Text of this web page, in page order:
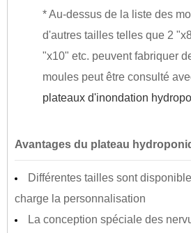
* Au-dessus de la liste des
d'autres tailles telles que 2
"x10" etc. peuvent fabriquer
moules peut être consulté
plateaux d'inondation
Avantages du plateau
Différentes tailles sont
charge la personnalisation
La conception spéciale des